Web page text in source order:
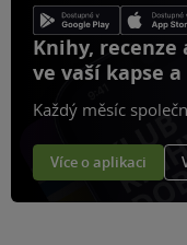
Knihy, recenze
ve vaší kapse
Každý měsíc
Více o aplikaci